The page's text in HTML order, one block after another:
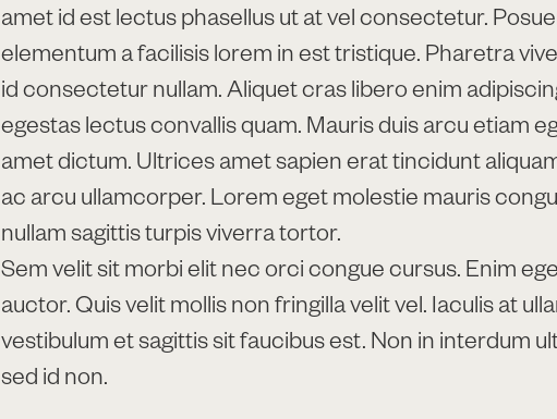
amet id est lectus phasellus ut at vel consectetur.
elementum a facilisis lorem in est tristique. Pharetra
id consectetur nullam. Aliquet cras libero enim
egestas lectus convallis quam. Mauris duis arcu etiam
amet dictum. Ultrices amet sapien erat tincidunt
ac arcu ullamcorper. Lorem eget molestie mauris
nullam sagittis turpis viverra tortor.
Sem velit sit morbi elit nec orci congue cursus. Enim
auctor. Quis velit mollis non fringilla velit vel. Iaculis at
vestibulum et sagittis sit faucibus est. Non in interdum
sed id non.